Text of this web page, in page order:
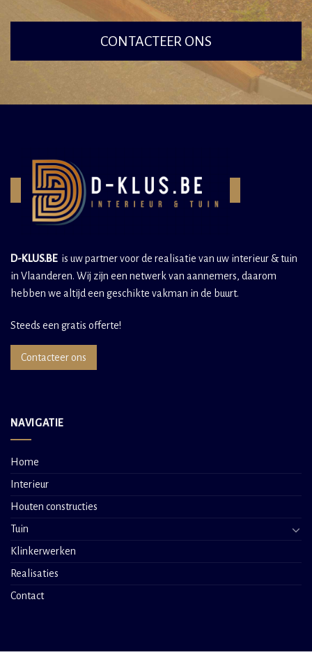
CONTACTEER ONS
D-KLUS.BEis uw partner voor de realisatie van uw interieur & tuin
in Vlaanderen. Wij zijn een netwerk van aannemers, daarom
hebben we altijd een geschikte vakman in de buurt.
Steeds een gratis offerte!
Contacteer ons
NAVIGATIE
Home
Interieur
Houten constructies
Tuin
Klinkerwerken
Realisaties
Contact